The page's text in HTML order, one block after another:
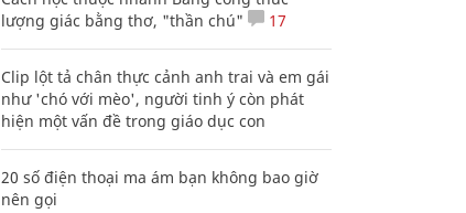
lượng giác bằng thơ, "thần chú"
17
Clip lột tả chân thực cảnh anh trai và em gái
như 'chó với mèo', người tinh ý còn phát
hiện một vấn đề trong giáo dục con
20 số điện thoại ma ám bạn không bao giờ
nên gọi